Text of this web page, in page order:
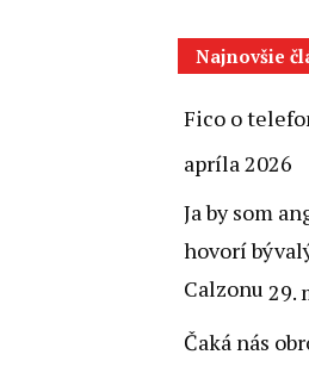
Najnovšie
Fico o
apríla 2026
Ja by som
hovorí
Calzonu 29.
Čaká nás